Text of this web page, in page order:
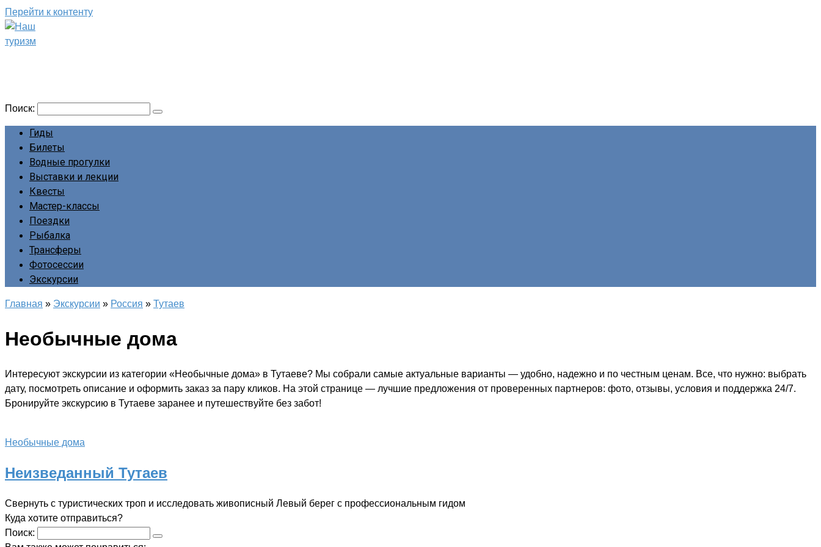
Перейти к контенту
Поиск:
Гиды
Билеты
Водные прогулки
Выставки и лекции
Квесты
Мастер-классы
Поездки
Рыбалка
Трансферы
Фотосессии
Экскурсии
Главная » Экскурсии » Россия » Тутаев
Необычные дома
Интересуют экскурсии из категории «Необычные дома» в Тутаеве? Мы собрали самые актуальные варианты — удобно, надежно и по честным ценам. Все, что нужно: выбрать
дату, посмотреть описание и оформить заказ за пару кликов. На этой странице — лучшие предложения от проверенных партнеров: фото, отзывы, условия и поддержка 24/7.
Бронируйте экскурсию в Тутаеве заранее и путешествуйте без забот!
Необычные дома
Неизведанный Тутаев
Свернуть с туристических троп и исследовать живописный Левый берег с профессиональным гидом
Куда хотите отправиться?
Поиск: